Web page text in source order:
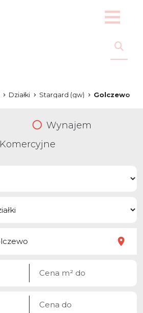
Działki Stargard (gw) Golczewo
Wynajem
Komercyjne